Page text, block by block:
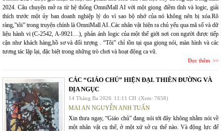
2024. Câu chuyện mở ra từ hệ thống OmniMall AI với một giọng điềm tĩnh và logic, giải
thích trước một ủy ban doanh nghiệp lý do vì sao bộ nhớ của nó không nên bị xóa.Rõ
ràng,”tôi” trong truyện chính là OmniMall AI..Các nhân vật hiện ra chủ yếu qua mã số và dữ
liệu hành vi (C-2542, A-9921…), phản ánh logic của một thế giới nơi con người được tiếp
cận như khách hàng,hồ sơ và đối tượng . “Tôi” chỉ tồn tại qua giọng nói, màn hình và các
tương tác lặp lại, đặc biệt trong những trò chơi và hoạt động ca vũ.
Đọc thêm
CÁC “GIÁO CHỦ” HIỆN ĐẠI. THIÊN ĐƯỜNG VÀ
ĐỊA NGỤC
14 Tháng Ba 2026 11:11 CH (Xem: 7658)
MAI AN NGUYỄN ANH TUẤN
Xin thưa ngay, “Giáo chủ” đang nói tới đây không nhằm nói về
một nhân vật cụ thể, ở một xứ sở cụ thể nào. Và động lực để